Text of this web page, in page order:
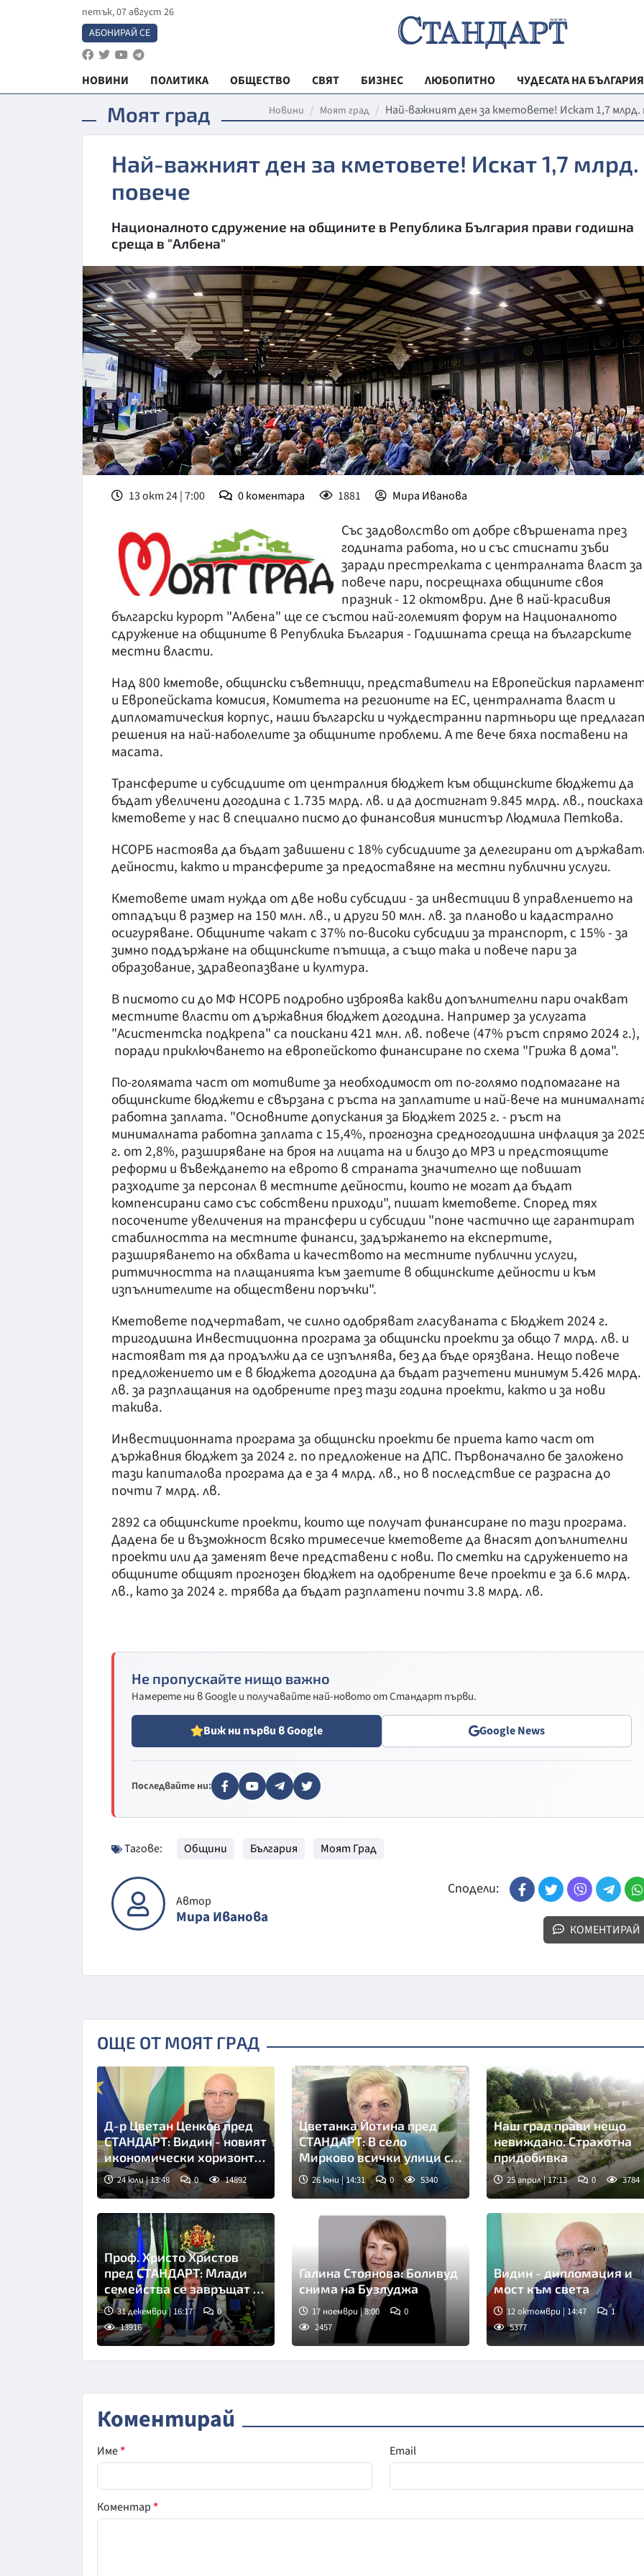
петък, 07 август 26
АБОНИРАЙ СЕ
НОВИНИ ПОЛИТИКА ОБЩЕСТВО СВЯТ БИЗНЕС ЛЮБОПИТНО
ЧУДЕСАТА НА БЪЛГАРИЯ
РЕГИОНАЛНИ
ВЕСТНИК
МЛАДЕЖКА
МОЯТ ГРАД
ТЕХНОЛОГИИ
ДА!НА
ДА! НА
КУЛТУРА
ПРАВОСЪДИЕ
КРИМИ
ВЯРА
ОБЯВИ
ВРЕМЕТО
Моят град Новини Моят град Най-важният ден за кметовете! Искат 1,7 млрд.
Най-важният ден за кметовете! Искат 1,7 млрд.
повече
Националното сдружение на общините в Република България прави годишна
среща в "Албена"
13 окт 24 | 7:00 0коментара 1881 Мира Иванова
Със задоволство от добре свършената през
годината работа, но и със стиснати зъби
заради престрелката с централната власт за
повече пари, посрещнаха общините своя
празник - 12 октомври. Дне в най-красивия
български курорт "Албена" ще се състои най-големият форум на Националното
сдружение на общините в Република България - Годишната среща на българските
местни власти.
Над 800 кметове, общински съветници, представители на Европейския
и Европейската комисия, Комитета на регионите на ЕС, централната власт и
дипломатическия корпус, наши български и чуждестранни партньори ще
решения на най-наболелите за общините проблеми. А те вече бяха поставени на
масата.
Трансферите и субсидиите от централния бюджет към общинските бюджети да
бъдат увеличени догодина с 1.735 млрд. лв. и да достигнат 9.845 млрд. лв., поискаха
кметовете у нас в специално писмо до финансовия министър Людмила Петкова.
НСОРБ настоява да бъдат завишени с 18% субсидиите за делегирани от
дейности, както и трансферите за предоставяне на местни публични услуги.
Кметовете имат нужда от две нови субсидии - за инвестиции в управлението на
отпадъци в размер на 150 млн. лв., и други 50 млн. лв. за планово и кадастрално
осигуряване. Общините чакат с 37% по-високи субсидии за транспорт, с 15% - за
зимно поддържане на общинските пътища, а също така и повече пари за
образование, здравеопазване и култура.
В писмото си до МФ НСОРБ подробно изброява какви допълнителни пари очакват
местните власти от държавния бюджет догодина. Например за услугата
"Асистентска подкрепа" са поискани 421 млн. лв. повече (47% ръст спрямо 2024 г.),
поради приключването на европейското финансиране по схема "Грижа в дома".
По-голямата част от мотивите за необходимост от по-голямо подпомагане на
общинските бюджети е свързана с ръста на заплатите и най-вече на
работна заплата. "Основните допускания за Бюджет 2025 г. - ръст на
минималната работна заплата с 15,4%, прогнозна средногодишна инфлация за
г. от 2,8%, разширяване на броя на лицата на и близо до МРЗ и предстоящите
реформи и въвеждането на еврото в страната значително ще повишат
разходите за персонал в местните дейности, които не могат да бъдат
компенсирани само със собствени приходи", пишат кметовете. Според тях
посочените увеличения на трансфери и субсидии "поне частично ще гарантират
стабилността на местните финанси, задържането на експертите,
разширяването на обхвата и качеството на местните публични услуги,
ритмичността на плащанията към заетите в общинските дейности и към
изпълнителите на обществени поръчки".
Кметовете подчертават, че силно одобряват гласуваната с Бюджет 2024 г.
тригодишна Инвестиционна програма за общински проекти за общо 7 млрд. лв. и
настояват тя да продължи да се изпълнява, без да бъде орязвана. Нещо повече
предложението им е в бюджета догодина да бъдат разчетени минимум 5.426 млрд.
лв. за разплащания на одобрените през тази година проекти, както и за нови
такива.
Инвестиционната програма за общински проекти бе приета като част от
държавния бюджет за 2024 г. по предложение на ДПС. Първоначално бе заложено
тази капиталова програма да е за 4 млрд. лв., но в последствие се разрасна до
почти 7 млрд. лв.
2892 са общинските проекти, които ще получат финансиране по тази програма.
Дадена бе и възможност всяко тримесечие кметовете да внасят допълнителни
проекти или да заменят вече представени с нови. По сметки на сдружението на
общините общият прогнозен бюджет на одобрените вече проекти е за 6.6 млрд.
лв., като за 2024 г. трябва да бъдат разплатени почти 3.8 млрд. лв.
Не пропускайте нищо важно
Намерете ни в Google и получавайте най-новото от Стандарт първи.
Виж ни първи в Google Google News
Последвайте ни:
Тагове: Общини България Моят Град
Автор
Мира Иванова
Сподели:
КОМЕНТИРАЙ
ОЩЕ ОТ МОЯТ ГРАД
Д-р Цветан Ценков пред
СТАНДАРТ: Видин - новият
икономически хоризонт
на България
24 юли | 13:48 0 14892
Цветанка Йотина пред
СТАНДАРТ: В село
Мирково всички улици са
асфалтирани
26 юни | 14:31 0 5340
Наш град прави нещо
невиждано. Страхотна
придобивка
25 април | 17:13 0 3784
Проф. Христо Христов
пред СТАНДАРТ: Млади
семейства се завръщат в
Шумен
31 декември | 16:17
0
13916
Галина Стоянова: Боливуд
снима на Бузлуджа
17 ноември | 8:00
0
2457
Видин - дипломация и
мост към света
12 октомври | 14:47
1
5377
Коментирай
Име* Email
Коментар*